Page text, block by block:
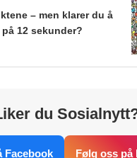
– men klarer du å
12 sekunder?
du
Facebook Følg oss på